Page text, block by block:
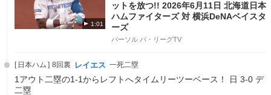
1:01
ットを放つ!! 2026年6月11日 北海道日本
ハムファイターズ 対 横浜DeNAベイスタ
ーズ
パーソル パ・リーグTV
日本ハム 8回裏 レイエス 一死二塁
1アウト二塁の1-1からレフトへタイムリーツーベース！ 日 3-0 デ
二塁